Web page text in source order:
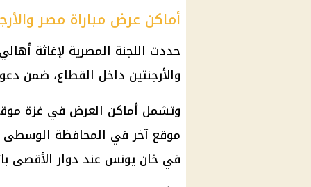
أماكن عرض مباراة مصر
والأرجنتين داخل القطاع، ضمن
وتشمل أماكن العرض في غزة
موقع آخر في المحافظة الوسطى
في خان يونس عند دوار الأقصى